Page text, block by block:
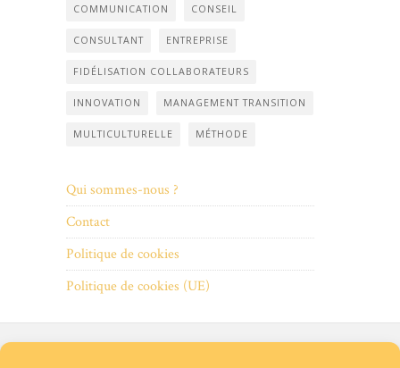
COMMUNICATION CONSEIL
CONSULTANT ENTREPRISE
FIDÉLISATION COLLABORATEURS
INNOVATION MANAGEMENT TRANSITION
MULTICULTURELLE MÉTHODE
Qui sommes-nous ?
Contact
Politique de cookies
Politique de cookies (UE)